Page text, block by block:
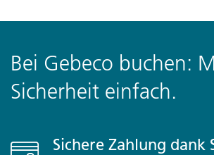
Bei Gebeco buchen:
Sicherheit einfach.
Sichere Zahlung dank